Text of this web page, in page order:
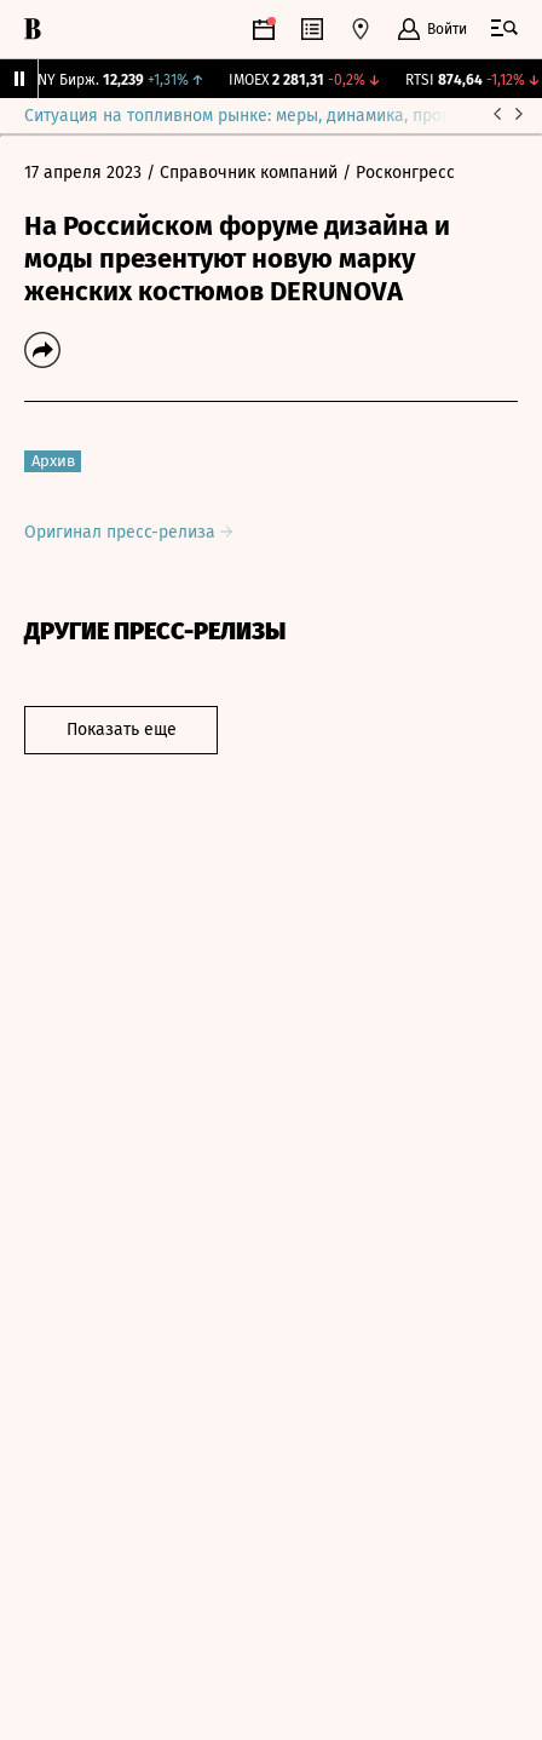
Войти
CNY Бирж. 12,239 +1,31% ↑ IMOEX 2 281,31 -0,2%↓ RTSI 874,64 -1,12%↓
Ситуация на топливном рынке: меры, динамика, прогнозы
17 апреля 2023 / Справочник компаний / Росконгресс
На Российском форуме дизайна и
моды презентуют новую марку
женских костюмов DERUNOVA
Архив
Оригинал пресс-релиза
ДРУГИЕ ПРЕСС-РЕЛИЗЫ
Показать еще